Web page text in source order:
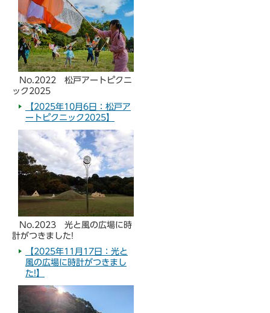
か
ら
No.2022 松戸アートピクニ
ック2025
【2025年10月6日：松戸ア
ートピクニック2025】
No.2023 光と風の広場に時
計がつきました!
【2025年11月17日：光と
風の広場に時計がつきまし
た!】